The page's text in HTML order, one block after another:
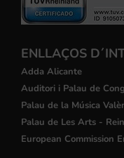
ENLLAÇOS
Adda Alicante
Auditori i Palau de
Palau de la Música
Palau de Les Arts -
European Commission